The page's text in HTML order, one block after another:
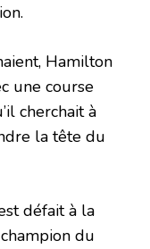
Hamilton
une course
cherchait à
la tête du
défait à la
du